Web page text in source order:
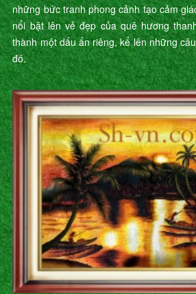
những bức tranh phong cảnh tạo cảm
nổi bật lên vẻ đẹp của quê hương
thành một dấu ấn riêng, kể lên những
đó.